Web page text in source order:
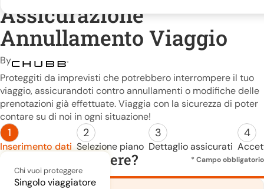
Assicurazione
Annullamento Viaggio
By
Proteggiti da imprevisti che potrebbero interrompere il tuo
viaggio, assicurandoti contro annullamenti o modifiche delle
prenotazioni già effettuate. Viaggia con la sicurezza di poter
contare su di noi in ogni situazione!
Inserimento dati Selezione piano Dettaglio assicurati
Chi vuoi proteggere? * Campo obbligatorio
Chi vuoi proteggere
Singolo viaggiatore